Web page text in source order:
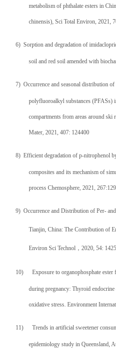
metabolism of phthalate esters in
chinensis), Sci Total Environ, 2021,
6) Sorption and degradation of
soil and red soil amended with
7) Occurrence and seasonal distribution
polyfluoroalkyl substances (PFASs)
compartments from areas around ski
Mater, 2021, 407: 124400
8) Efficient degradation of p-nitrophenol
composites and its mechanism of
process Chemosphere, 2021,
9) Occurrence and Distribution of Per-
Tianjin, China: The Contribution of
Environ Sci Technol， 2020, 54:
10) Exposure to organophosphate ester
during pregnancy: Thyroid
oxidative stress. Environment
11) Trends in artificial sweetener
epidemiology study in Queensland,